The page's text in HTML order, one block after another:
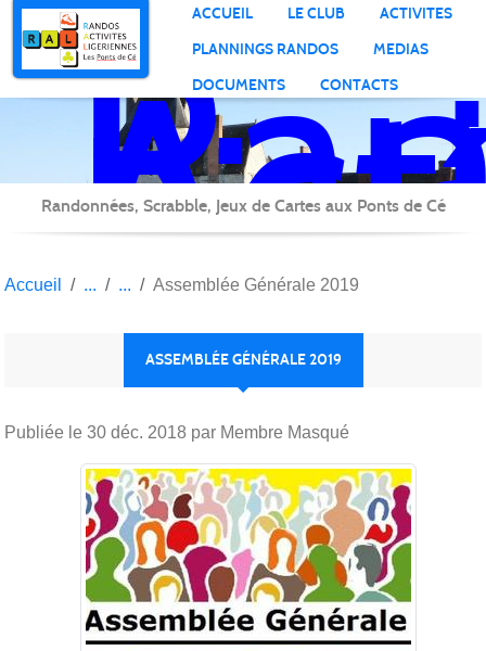
ACCUEIL LE CLUB
ACTIVITES
PLANNINGS RANDOS
MEDIAS
DOCUMENTS
CONTACTS
Randonnées, Scrabble, Jeux de Cartes aux Ponts de Cé
Accueil Assemblée Générale 2019
ASSEMBLÉE GÉNÉRALE 2019
Publiée le 30 déc. 2018 par Membre Masqué
Panneau de gestion des cookies